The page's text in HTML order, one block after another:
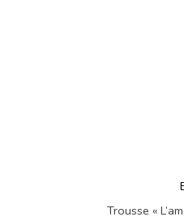
Trousse «